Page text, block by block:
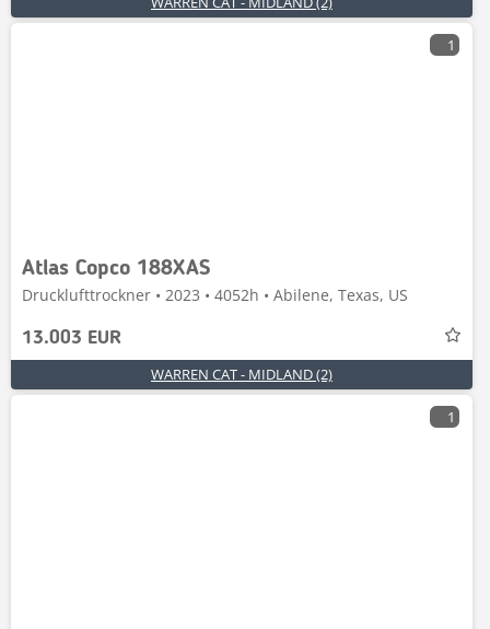
1
Atlas Copco 188XAS
Drucklufttrockner • 2023 • 4052h • Abilene, Texas, US
13.003 EUR
WARREN CAT - MIDLAND (2)
1